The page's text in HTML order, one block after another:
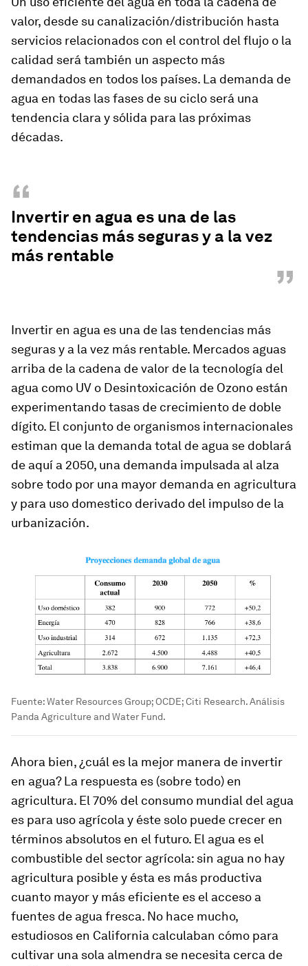
valor, desde su canalización/distribución hasta
servicios relacionados con el control del flujo o la
calidad será también un aspecto más
demandados en todos los países. La demanda de
agua en todas las fases de su ciclo será una
tendencia clara y sólida para las próximas
décadas.
“
Invertir en agua es una de las
tendencias más seguras y a la vez
más rentable
”
Invertir en agua es una de las tendencias más
seguras y a la vez más rentable. Mercados aguas
arriba de la cadena de valor de la tecnología del
agua como UV o Desintoxicación de Ozono están
experimentando tasas de crecimiento de doble
dígito. El conjunto de organismos internacionales
estiman que la demanda total de agua se doblará
de aquí a 2050, una demanda impulsada al alza
sobre todo por una mayor demanda en agricultura
y para uso domestico derivado del impulso de la
urbanización.
Fuente: Water Resources Group; OCDE; Citi Research. Análisis
Panda Agriculture and Water Fund.
Ahora bien, ¿cuál es la mejor manera de invertir
en agua? La respuesta es (sobre todo) en
agricultura. El 70% del consumo mundial del agua
es para uso agrícola y éste solo puede crecer en
términos absolutos en el futuro. El agua es el
combustible del sector agrícola: sin agua no hay
agricultura posible y ésta es más productiva
cuanto mayor y más eficiente es el acceso a
fuentes de agua fresca. No hace mucho,
estudiosos en California calculaban cómo para
cultivar una sola almendra se necesita cerca de